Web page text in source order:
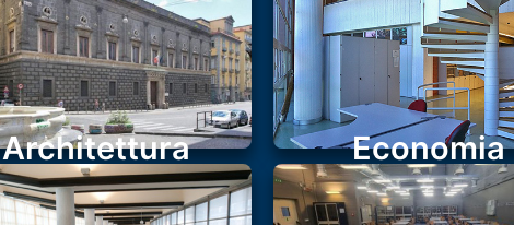
Architettura Economia